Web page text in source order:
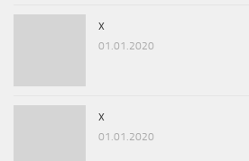
x
01.01.2020
x
01.01.2020